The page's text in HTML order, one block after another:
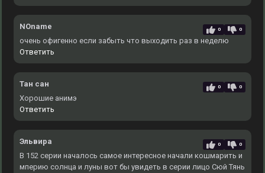
NOname 0 0
очень офигенно если забыть что выходить раз в неделю
Ответить
Тан сан 0 0
Хорошие анимэ
Ответить
Эльвира 0 0
В 152 серии началось самое интересное начали кошмарить и
мперию солнца и луны вот бы увидеть в серии лицо Сюй Тянь